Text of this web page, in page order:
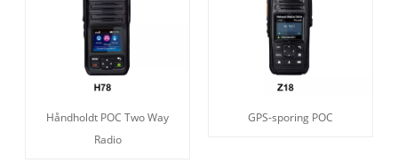
Håndholdt POC Two Way
Radio
GPS-sporing POC